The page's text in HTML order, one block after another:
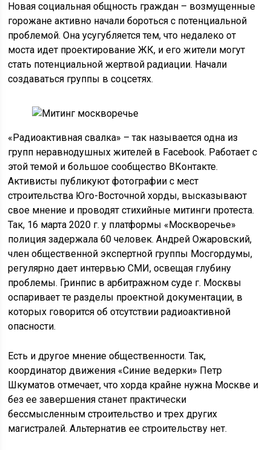
Новая социальная общность граждан – возмущенные
горожане активно начали бороться с потенциальной
проблемой. Она усугубляется тем, что недалеко от
моста идет проектирование ЖК, и его жители могут
стать потенциальной жертвой радиации. Начали
создаваться группы в соцсетях.
«Радиоактивная свалка» – так называется одна из
групп неравнодушных жителей в Facebook. Работает с
этой темой и большое сообщество ВКонтакте.
Активисты публикуют фотографии с мест
строительства Юго-Восточной хорды, высказывают
свое мнение и проводят стихийные митинги протеста.
Так, 16 марта 2020 г. у платформы «Москворечье»
полиция задержала 60 человек. Андрей Ожаровский,
член общественной экспертной группы Мосгордумы,
регулярно дает интервью СМИ, освещая глубину
проблемы. Гринпис в арбитражном суде г. Москвы
оспаривает те разделы проектной документации, в
которых говорится об отсутствии радиоактивной
опасности.
Есть и другое мнение общественности. Так,
координатор движения «Синие ведерки» Петр
Шкуматов отмечает, что хорда крайне нужна Москве и
без ее завершения станет практически
бессмысленным строительство и трех других
магистралей. Альтернатив ее строительству нет.